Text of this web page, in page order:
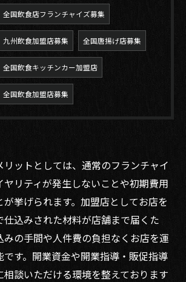
全国飲食店フランチャイズ募集
九州飲食加盟店募集 全国唐揚げ店募集
全国飲食キッチンカー加盟店
全国飲食加盟店募集
リットとしては、通常のフランチャイ
ヤリティが発生しないことや初期費用
挙げられます。加盟店としてお店を
仕込みされた材料が店舗まで届くた
みの手間や人件費の負担なくお店を運
です。開業資金や開業指導・販促指導
相談いただける環境を整えております